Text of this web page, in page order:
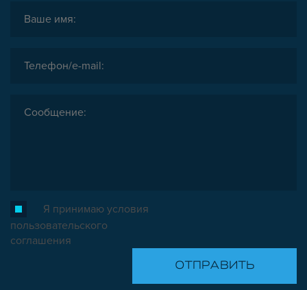
Я принимаю условия
пользовательского
соглашения